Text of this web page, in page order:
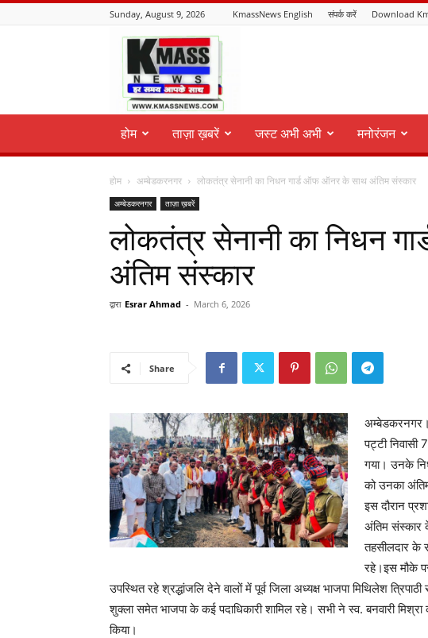
Sunday, August 9, 2026 KmassNews English संपर्क करें Download
KmassNews
होम ताज़ा ख़बरें जस्ट अभी अभी मनोरंजन
होम अम्बेडकरनगर लोकतंत्र सेनानी का निधन गार्ड ऑफ ऑनर के साथ अंतिम संस्कार
अम्बेडकरनगर ताज़ा ख़बरें
लोकतंत्र सेनानी का निधन
अंतिम संस्कार
द्वारा Esrar Ahmad - March 6, 2026
Share
अम्बेडकरनगर।
पट्टी निवासी
गया। उनके
को उनका
इस दौरान
अंतिम संस्कार
तहसीलदार के
रहे।इस मौके
उपस्थित रहे श्रद्धांजलि देने वालों में पूर्व जिला अध्यक्ष भाजपा मिथिलेश
शुक्ला समेत भाजपा के कई पदाधिकारी शामिल रहे। सभी ने स्व. बनवारी
किया।